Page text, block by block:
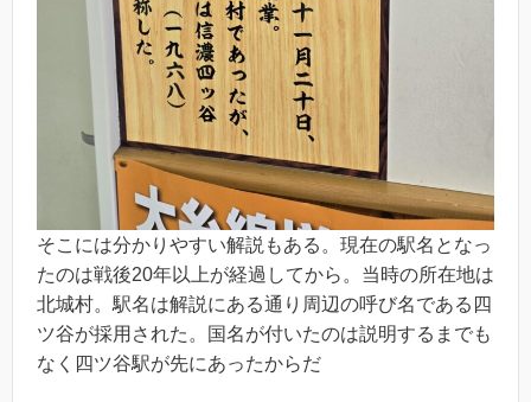
そこには分かりやすい解説もある。現在の駅名となっ
たのは戦後20年以上が経過してから。当時の所在地は
北城村。駅名は解説にある通り周辺の呼び名である四
ツ谷が採用された。国名が付いたのは説明するまでも
なく四ツ谷駅が先にあったからだ